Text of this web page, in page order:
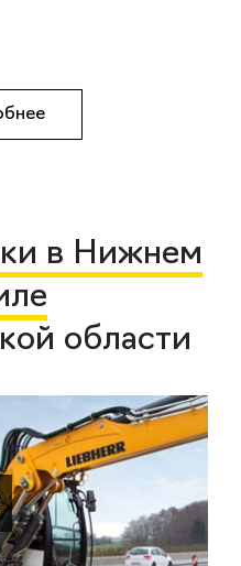
в Нижнем
области